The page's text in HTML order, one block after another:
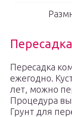
Пересадка
Пересадка
ежегодно.
лет, можно
Процедура
Грунт для